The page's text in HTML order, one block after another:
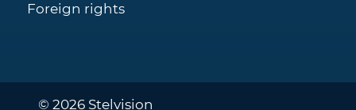
Foreign rights
© 2026 Stelvision